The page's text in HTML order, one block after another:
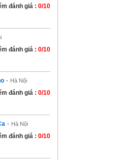
đánh giá : 0/10
đánh giá : 0/10
- Hà Nội
đánh giá : 0/10
- Hà Nội
đánh giá : 0/10